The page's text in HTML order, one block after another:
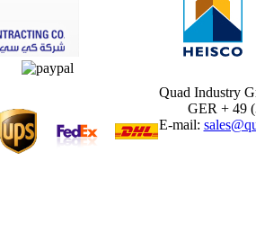
Quad Industry
GER + 49
E-mail: